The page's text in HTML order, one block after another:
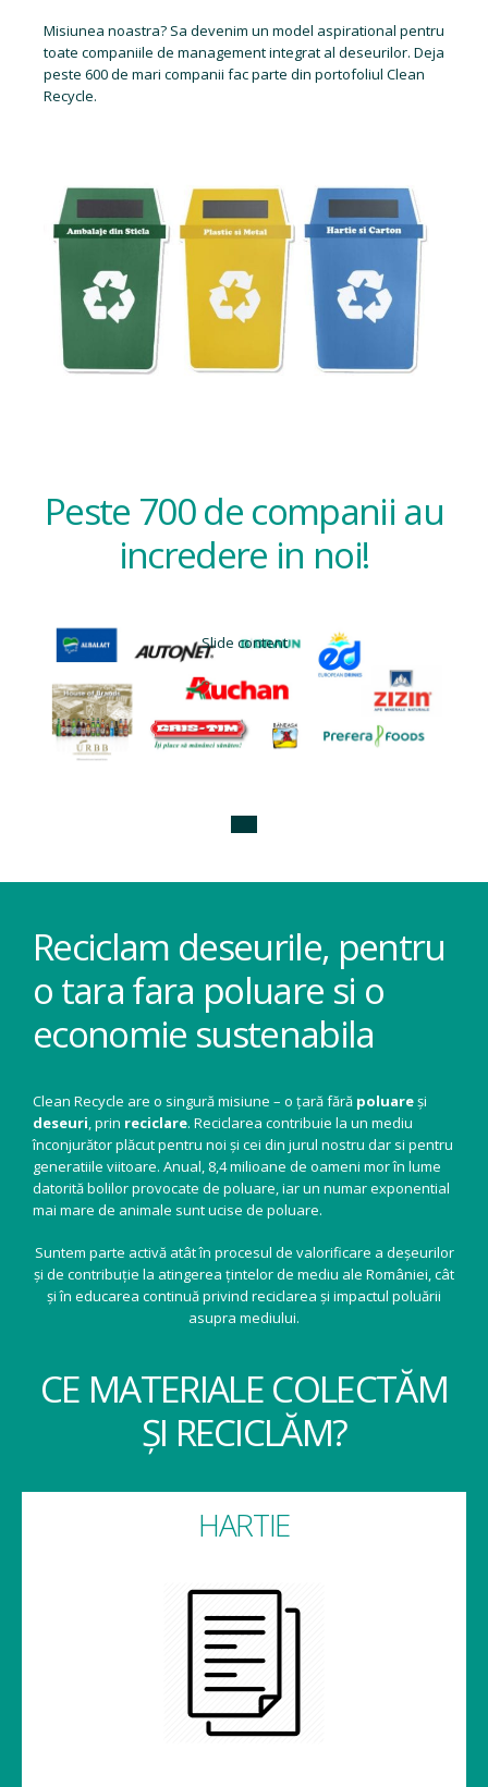
Misiunea noastra? Sa devenim un model aspirational pentru
toate companiile de management integrat al deseurilor. Deja
peste 600 de mari companii fac parte din portofoliul Clean
Recycle.
Peste 700 de companii au
incredere in noi!
Slide content
Reciclam deseurile, pentru
o tara fara poluare si o
economie sustenabila
Clean Recycle are o singură misiune – o țară fără poluareși
deseuri, prin reciclare. Reciclarea contribuie la un mediu
înconjurător plăcut pentru noi și cei din jurul nostru dar si pentru
generatiile viitoare. Anual, 8,4 milioane de oameni mor în lume
datorită bolilor provocate de poluare, iar un numar exponential
mai mare de animale sunt ucise de poluare.
Suntem parte activă atât în procesul de valorificare a deșeurilor
și de contribuție la atingerea țintelor de mediu ale României, cât
și în educarea continuă privind reciclarea și impactul poluării
asupra mediului.
CE MATERIALE COLECTĂM
ȘI RECICLĂM?
HARTIE